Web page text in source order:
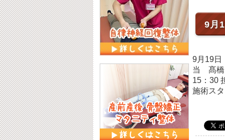
9月
9月19日
当 髙
15：
施術ス